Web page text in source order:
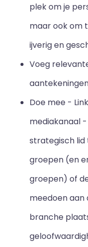
plek om je
maar ook om
ijverig en
Voeg
Doe mee -
mediakanaal
strategisch lid
groepen (en
groepen) of
meedoen aan
branche